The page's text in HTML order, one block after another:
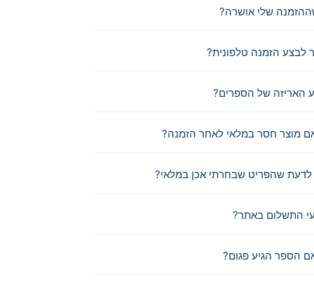
שלי אושרה?
הזמנה טלפונית?
האריזה של הספרים?
מוצר חסר במלאי לאחר הזמנה?
שהפריט שבחרתי אכן במלאי?
התשלום באתר?
הספר הגיע פגום?